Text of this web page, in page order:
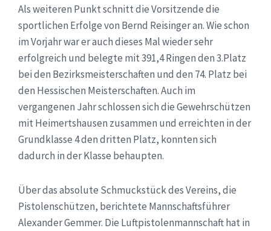
Als weiteren Punkt schnitt die Vorsitzende die
sportlichen Erfolge von Bernd Reisinger an. Wie schon
im Vorjahr war er auch dieses Mal wieder sehr
erfolgreich und belegte mit 391,4 Ringen den 3.Platz
bei den Bezirksmeisterschaften und den 74. Platz bei
den Hessischen Meisterschaften. Auch im
vergangenen Jahr schlossen sich die Gewehrschützen
mit Heimertshausen zusammen und erreichten in der
Grundklasse 4 den dritten Platz, konnten sich
dadurch in der Klasse behaupten.
Über das absolute Schmuckstück des Vereins, die
Pistolenschützen, berichtete Mannschaftsführer
Alexander Gemmer. Die Luftpistolenmannschaft hat in